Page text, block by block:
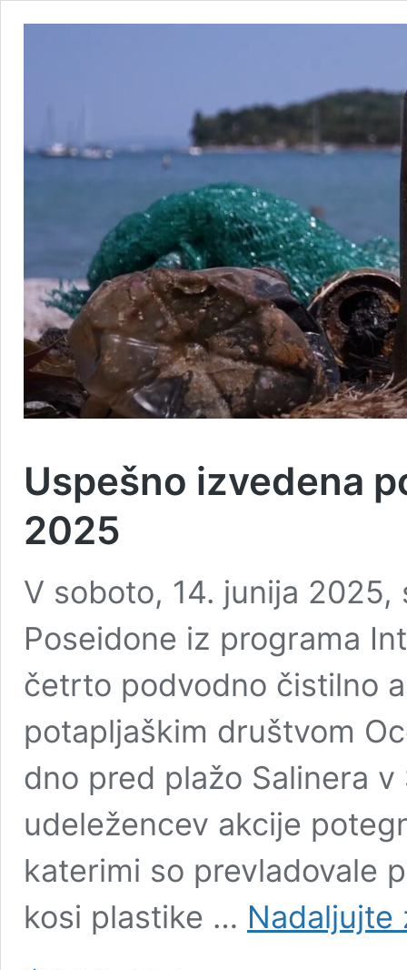
Uspešno izvedena
2025
V soboto, 14. junija
Poseidone iz programa
četrto podvodno čistilno
potapljaškim društvom
dno pred plažo Salinera
udeležencev akcije
katerimi so prevladovale
kosi plastike … Nadaljujte